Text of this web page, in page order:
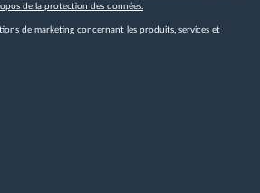
de la protection des données.
de marketing concernant les produits, services et